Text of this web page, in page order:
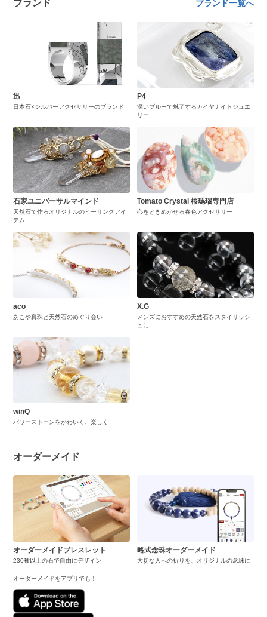
ブランド ブランド一覧へ
迅
日本石×シルバーアクセサリーのブランド
P4
深いブルーで魅了するカイヤナイトジュエ
リー
石家ユニバーサルマインド
天然石で作るオリジナルのヒーリングアイ
テム
Tomato Crystal 桜瑪瑙専門店
心をときめかせる春色アクセサリー
aco
あこや真珠と天然石のめぐり会い
X.G
メンズにおすすめの天然石をスタイリッシ
ュに
winQ
パワーストーンをかわいく、楽しく
オーダーメイド
オーダーメイドブレスレット
230種以上の石で自由にデザイン
オーダーメイドをアプリでも！
略式念珠オーダーメイド
大切な人への祈りを、オリジナルの念珠に